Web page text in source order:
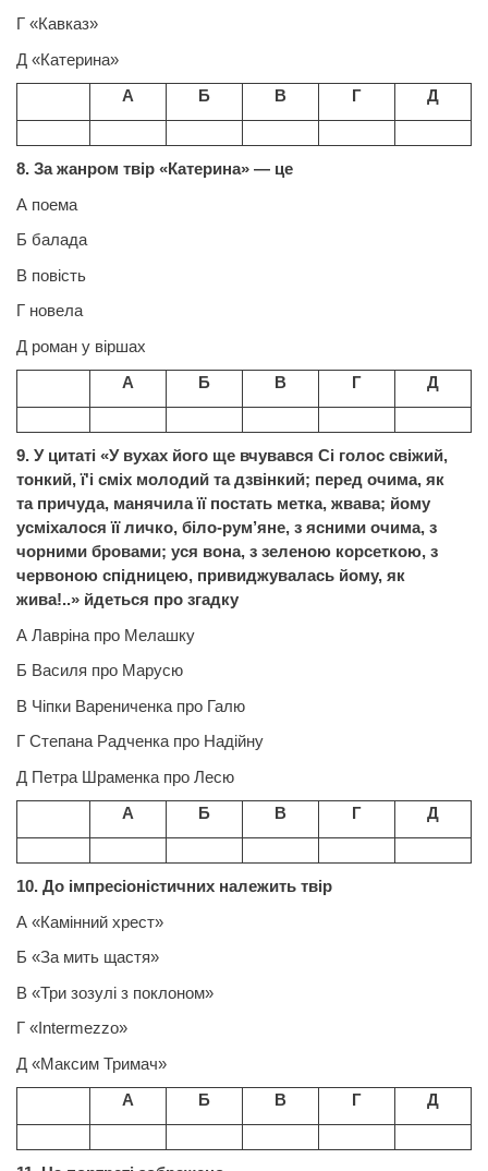
Г «Кавказ»
Д «Катерина»
А
Б В Г Д
8. За жанром твір «Катерина» — це
А поема
Б балада
В повість
Г новела
Д роман у віршах
А
Б В Г Д
9. У цитаті «У вухах його ще вчувався Сі голос свіжий,
тонкий, ї'і сміх молодий та дзвінкий; перед очима, як
та причуда, манячила її постать метка, жвава; йому
усміхалося її личко, біло-рум’яне, з ясними очима, з
чорними бровами; уся вона, з зеленою корсеткою, з
червоною спідницею, привиджувалась йому, як
жива!..» йдеться про згадку
А Лавріна про Мелашку
Б Василя про Марусю
В Чіпки Варениченка про Галю
Г Степана Радченка про Надійну
Д Петра Шраменка про Лесю
А
Б В Г Д
10. До імпресіоністичних належить твір
А «Камінний хрест»
Б «За мить щастя»
В «Три зозулі з поклоном»
Г «Intermezzo»
Д «Максим Тримач»
А
Б В Г Д